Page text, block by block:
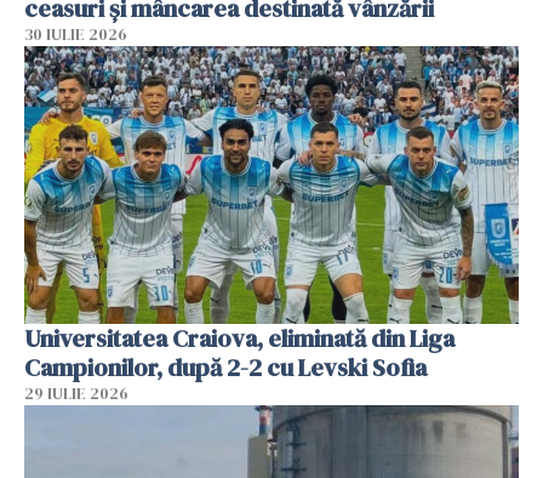
ceasuri și mâncarea destinată vânzării
30 IULIE 2026
Universitatea Craiova, eliminată din Liga
Campionilor, după 2-2 cu Levski Sofia
29 IULIE 2026